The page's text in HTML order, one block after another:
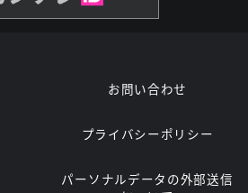
お問い合わせ
プライバシーポリシー
パーソナルデータの外部送信